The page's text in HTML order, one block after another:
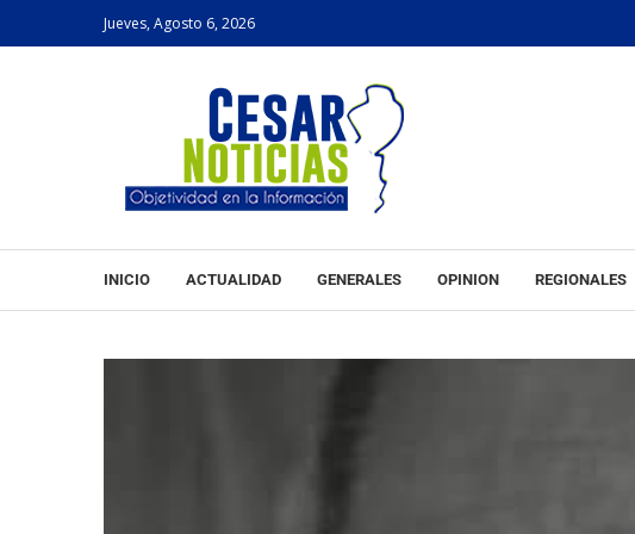
Jueves, Agosto 6, 2026
INICIO ACTUALIDAD GENERALES OPINION REGIONALES